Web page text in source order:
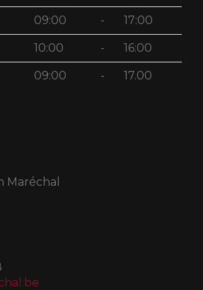
09:00 - 17:00
10:00 - 16:00
09:00 - 17.00